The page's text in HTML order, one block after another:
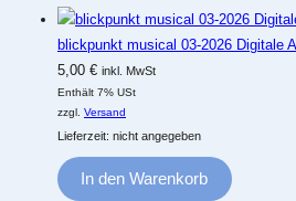
blickpunkt musical 03-2026 Digitale
5,00 € inkl. MwSt
Enthält 7% USt
zzgl. Versand
Lieferzeit: nicht angegeben
In den Warenkorb